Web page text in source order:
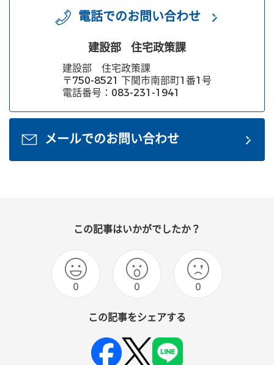
電話でのお問い合わせ
建設部 住宅政策課
建設部 住宅政策課
〒750-8521 下関市南部町1番1号
電話番号：083-231-1941
メールでのお問い合わせ
この記事はいかがでしたか？
0 0 0
この記事をシェアする